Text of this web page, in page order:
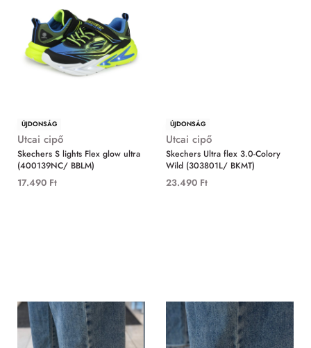
ÚJDONSÁG
Utcai cipő
Skechers S lights Flex glow ultra
(400139NC/ BBLM)
17.490 Ft
ÚJDONSÁG
Utcai cipő
Skechers Ultra flex 3.0-Colory
Wild (303801L/ BKMT)
23.490 Ft